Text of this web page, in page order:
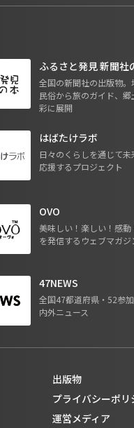
ふるさと発見 新聞社
全国の新聞社の出版物。
民俗から旅のガイド、
彩に展開
はばたけラボ
日々のくらしを通じて
応援するプロジェクト
OVO
美味しい！楽しい！感
を発信するウェブマガジ
47NEWS
全国47都道府県・52参
内外ニュース
出版物
プライバシーポリ
運営メディア